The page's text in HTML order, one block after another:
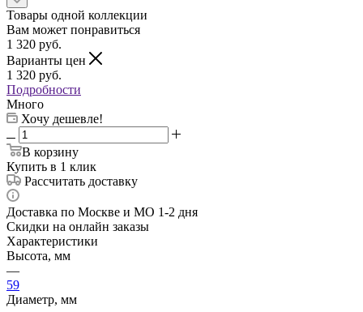
Товары одной коллекции
Вам может понравиться
1 320 руб.
Варианты цен
1 320 руб.
Подробности
Много
Хочу дешевле!
В корзину
Купить в 1 клик
Рассчитать доставку
Доставка по Москве и МО 1-2 дня
Скидки на онлайн заказы
Характеристики
Высота, мм
—
59
Диаметр, мм